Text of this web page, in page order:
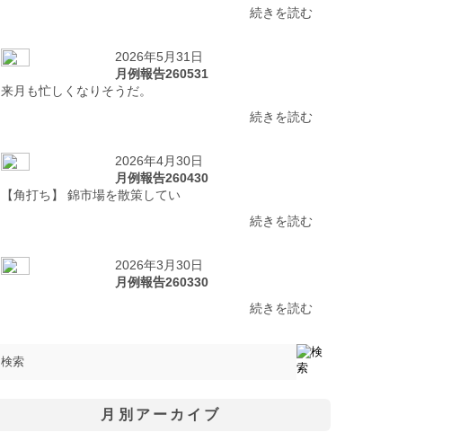
続きを読む
2026年5月31日
月例報告260531
来月も忙しくなりそうだ。
続きを読む
2026年4月30日
月例報告260430
【角打ち】 錦市場を散策してい
続きを読む
2026年3月30日
月例報告260330
続きを読む
月別アーカイブ